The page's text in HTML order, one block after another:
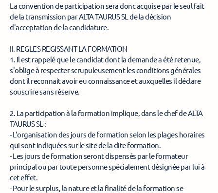
La convention de participation sera donc acquise par le seul fait
de la transmission par ALTA TAURUS SL de la décision
d'acceptation de la candidature.
II. REGLES REGISSANT LA FORMATION
1. Il est rappelé que le candidat dont la demande a été retenue,
s'oblige à respecter scrupuleusement les conditions générales
dont il reconnait avoir eu connaissance et auxquelles il déclare
souscrire sans réserve.
2. La participation à la formation implique, dans le chef de ALTA
TAURUS SL :
- L'organisation des jours de formation selon les plages horaires
qui sont indiquées sur le site de la dite formation.
- Les jours de formation seront dispensés par le formateur
principal ou par toute personne spécialement désignée par lui à
cet effet.
- Pour le surplus, la nature et la finalité de la formation se